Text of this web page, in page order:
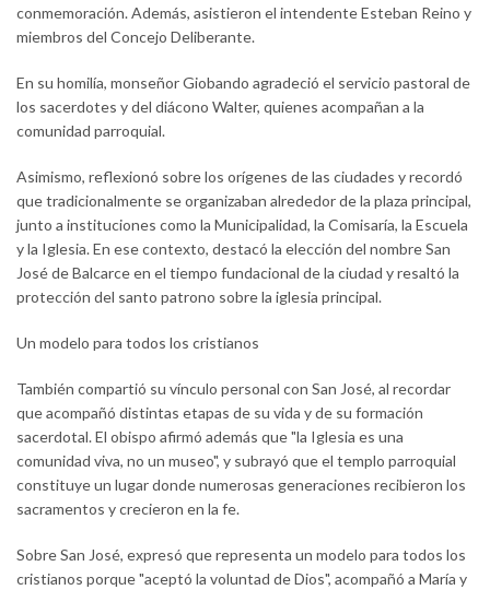
conmemoración. Además, asistieron el intendente Esteban Reino y
miembros del Concejo Deliberante.
En su homilía, monseñor Giobando agradeció el servicio pastoral de
los sacerdotes y del diácono Walter, quienes acompañan a la
comunidad parroquial.
Asimismo, reflexionó sobre los orígenes de las ciudades y recordó
que tradicionalmente se organizaban alrededor de la plaza principal,
junto a instituciones como la Municipalidad, la Comisaría, la Escuela
y la Iglesia. En ese contexto, destacó la elección del nombre San
José de Balcarce en el tiempo fundacional de la ciudad y resaltó la
protección del santo patrono sobre la iglesia principal.
Un modelo para todos los cristianos
También compartió su vínculo personal con San José, al recordar
que acompañó distintas etapas de su vida y de su formación
sacerdotal. El obispo afirmó además que "la Iglesia es una
comunidad viva, no un museo", y subrayó que el templo parroquial
constituye un lugar donde numerosas generaciones recibieron los
sacramentos y crecieron en la fe.
Sobre San José, expresó que representa un modelo para todos los
cristianos porque "aceptó la voluntad de Dios", acompañó a María y